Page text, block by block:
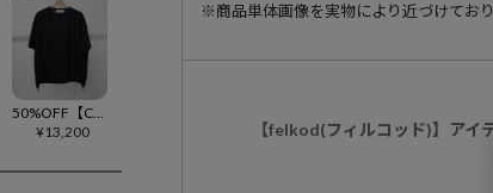
¥13,200
※商品単体画像を実物により近づけており
【felkod(フィルコッド)】アイ